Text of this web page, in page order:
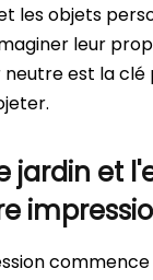
les objets
leur
neutre est la clé
jardin et